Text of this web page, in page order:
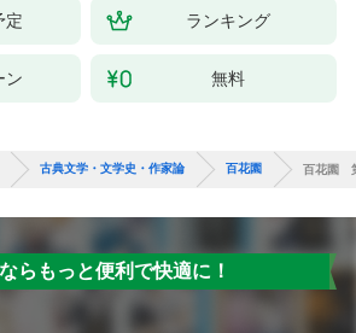
定 ランキング
ン 無料
古典文学・文学史・作家論 百花園 百花園
らもっと便利で快適に！